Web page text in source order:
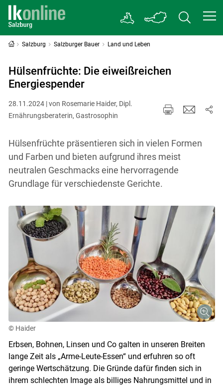
Salzburg Salzburger Bauer Land und Leben
Hülsenfrüchte: Die eiweißreichen
Energiespender
28.11.2024 | von Rosemarie Haider, Dipl.
Ernährungsberaterin, Gastrosophin
Hülsenfrüchte präsentieren sich in vielen Formen
und Farben und bieten aufgrund ihres meist
neutralen Geschmacks eine hervorragende
Grundlage für verschiedenste Gerichte.
© Haider
Erbsen, Bohnen, Linsen und Co galten in unseren Breiten
lange Zeit als „Arme-Leute-Essen“ und erfuhren so oft
geringe Wertschätzung. Die Gründe dafür finden sich in
ihrem schlechten Image als billiges Nahrungsmittel und in